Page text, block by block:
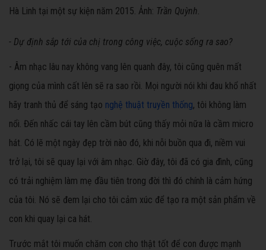
Hà Linh tại một sự kiện năm 2015. Ảnh: Trần Quỳnh.
- Dự định sắp tới của chị trong công việc, cuộc sống ra sao?
- Âm nhạc lâu nay không vang lên quanh đây, tôi cũng quên mất
giọng của mình cất lên sẽ ra sao rồi. Mọi người nói khi đau khổ nhất
hãy tranh thủ để sáng tạo nghệ thuật truyền thống, tôi không làm
nổi. Đến nhấc cái tay lên cầm bút cũng thấy mỏi nữa là cầm micro
hát. Có lẽ một ngày đẹp trời nào đó, khi nỗi buồn qua đi, niềm vui
trở lại, tôi sẽ quay lại với âm nhạc. Giờ đây, tôi đã có gia đình, cũng
có trải nghiệm làm mẹ đầu tiên trong đời thì đó chính là cảm hứng
của tôi. Nó sẽ đem lại cho tôi cảm xúc để tạo ra một sản phẩm về
con khi quay lại ca hát.
Trước mắt tôi muốn chăm con cho thật tốt để con được mạnh